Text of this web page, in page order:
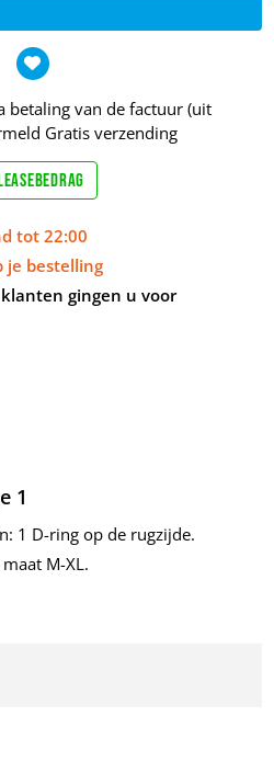
betaling van de factuur (uit
Gratis verzending
tot 22:00
je bestelling
gingen u voor
1
1 D-ring op de rugzijde.
M-XL.